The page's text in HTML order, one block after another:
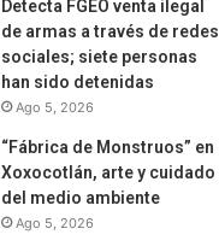
Detecta FGEO venta ilegal
de armas a través de redes
sociales; siete personas
han sido detenidas
Ago 5, 2026
“Fábrica de Monstruos” en
Xoxocotlán, arte y cuidado
del medio ambiente
Ago 5, 2026